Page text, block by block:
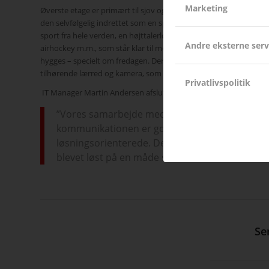
Marketing
Andre eksterne
Privatlivspolitik
Øverste etage er primært til sjov og afslapning – og i Better
den selvfølgelig indrettet som en sportsbar. Der er en række
sport fra hele verden, en højttalerløsning, så der kan spilles
airhockey m.m., som står klar til medarbejderne, når der skal
hygges – specielt om fredagen. Der er også installeret en
tilhørende lærred og kamera, som benyttes til landskampe,
IT Manager Martin Andersen afslutter:
blevet løst på en måde så alle er tilfredse.”